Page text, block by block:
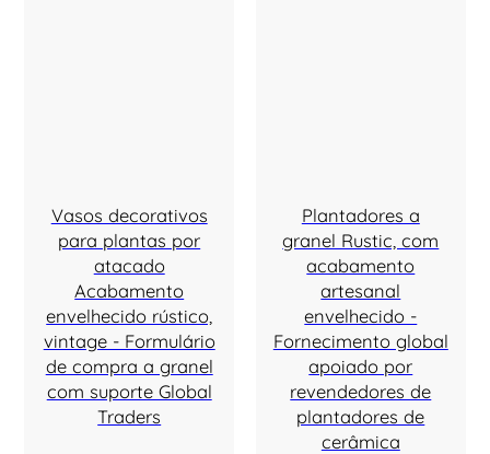
Vasos decorativos
para plantas por
atacado
Acabamento
envelhecido rústico,
vintage - Formulário
de compra a granel
com suporte Global
Traders
Plantadores a
granel Rustic, com
acabamento
artesanal
envelhecido -
Fornecimento global
apoiado por
revendedores de
plantadores de
cerâmica